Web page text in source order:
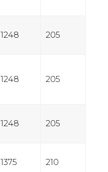
1248 205
1248 205
1248 205
1375 210